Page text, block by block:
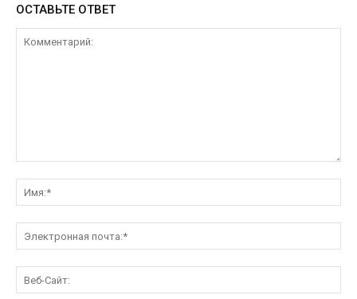
ОСТАВЬТЕ ОТВЕТ